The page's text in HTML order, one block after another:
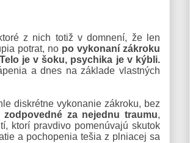
z nich totiž v domnení, že len
potrat, no po vykonaní zákroku
Telo je v šoku, psychika je v kýbli.
a dnes na základe vlastných
diskrétne vykonanie zákroku, bez
zodpovedné za nejednu traumu,
ktorí pravdivo pomenúvajú skutok
a pochopenia tešia z plniacej sa